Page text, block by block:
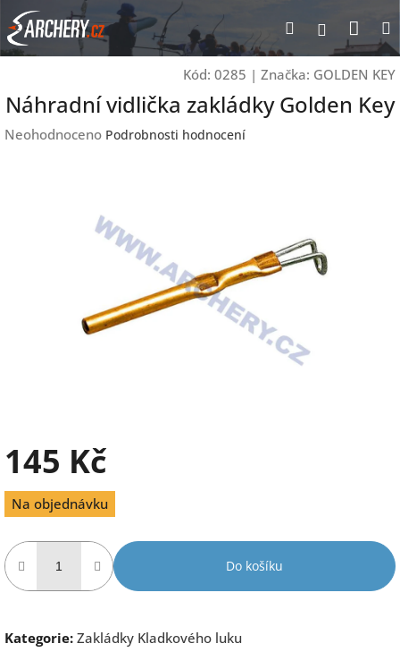
Přejít
na
obsah
Hledat
Kód: 0285 | Značka: GOLDEN KEY
Náhradní vidlička zakládky Golden Key
Průměrné
Neohodnoceno Podrobnosti hodnocení
145 Kč
Měrná
cena:
Na objednávku
Do košíku
Kategorie: Zakládky Kladkového luku